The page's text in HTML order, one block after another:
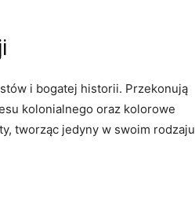
i bogatej historii. Przekonują
kolonialnego oraz kolorowe
tworząc jedyny w swoim rodzaju